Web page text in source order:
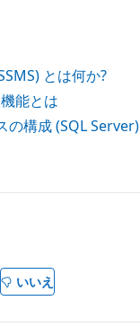
とは何か?
能とは
の構成 (SQL Server)
いいえ